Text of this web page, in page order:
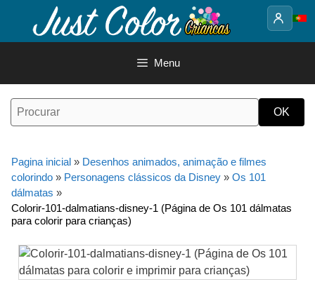
o
Menu
Pagina inicial » Desenhos animados, animação e filmes
colorindo » Personagens clássicos da Disney » Os 101
dálmatas »
Colorir-101-dalmatians-disney-1 (Página de Os 101 dálmatas
para colorir para crianças)